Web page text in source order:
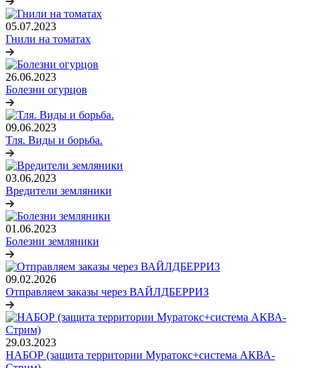
05.07.2023
Гнили на томатах
26.06.2023
Болезни огурцов
09.06.2023
Тля. Виды и борьба.
03.06.2023
Вредители земляники
01.06.2023
Болезни земляники
09.02.2026
Отправляем заказы через ВАЙЛДБЕРРИЗ
29.03.2023
НАБОР (защита территории Муратокс+система АКВА-